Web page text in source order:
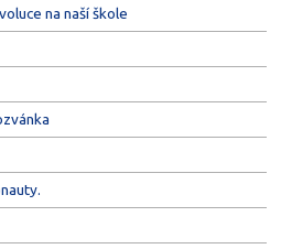
na naší škole